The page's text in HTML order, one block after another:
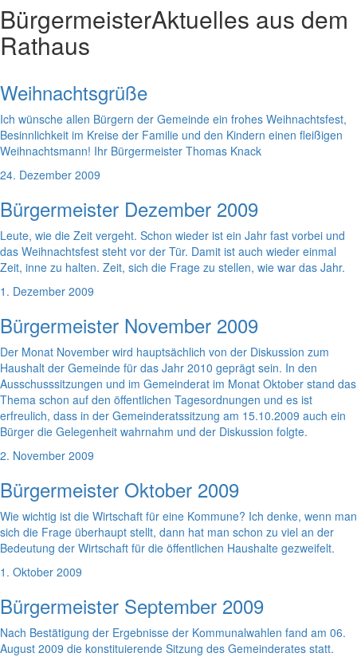
BürgermeisterAktuelles aus dem
Rathaus
Weihnachtsgrüße
Ich wünsche allen Bürgern der Gemeinde ein frohes Weihnachtsfest,
Besinnlichkeit im Kreise der Familie und den Kindern einen fleißigen
Weihnachtsmann! Ihr Bürgermeister Thomas Knack
24. Dezember 2009
Bürgermeister Dezember 2009
Leute, wie die Zeit vergeht. Schon wieder ist ein Jahr fast vorbei und
das Weihnachtsfest steht vor der Tür. Damit ist auch wieder einmal
Zeit, inne zu halten. Zeit, sich die Frage zu stellen, wie war das Jahr.
1. Dezember 2009
Bürgermeister November 2009
Der Monat November wird hauptsächlich von der Diskussion zum
Haushalt der Gemeinde für das Jahr 2010 geprägt sein. In den
Ausschusssitzungen und im Gemeinderat im Monat Oktober stand das
Thema schon auf den öffentlichen Tagesordnungen und es ist
erfreulich, dass in der Gemeinderatssitzung am 15.10.2009 auch ein
Bürger die Gelegenheit wahrnahm und der Diskussion folgte.
2. November 2009
Bürgermeister Oktober 2009
Wie wichtig ist die Wirtschaft für eine Kommune? Ich denke, wenn man
sich die Frage überhaupt stellt, dann hat man schon zu viel an der
Bedeutung der Wirtschaft für die öffentlichen Haushalte gezweifelt.
1. Oktober 2009
Bürgermeister September 2009
Nach Bestätigung der Ergebnisse der Kommunalwahlen fand am 06.
August 2009 die konstituierende Sitzung des Gemeinderates statt.